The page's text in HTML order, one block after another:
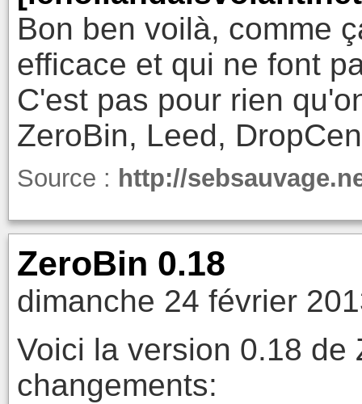
Bon ben voilà, comme
efficace et qui ne font
C'est pas pour rien
ZeroBin, Leed,
Source : http://
ZeroBin 0.18
dimanche 24 février
Voici la version 0.18 de
changements: